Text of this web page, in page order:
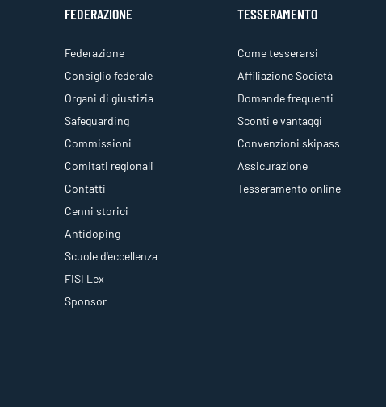
FEDERAZIONE
Federazione
Consiglio federale
Organi di giustizia
Safeguarding
Commissioni
Comitati regionali
Contatti
Cenni storici
Antidoping
Scuole d'eccellenza
FISI Lex
Sponsor
TESSERAMENTO
Come tesserarsi
Affiliazione Società
Domande frequenti
Sconti e vantaggi
Convenzioni skipass
Assicurazione
Tesseramento online